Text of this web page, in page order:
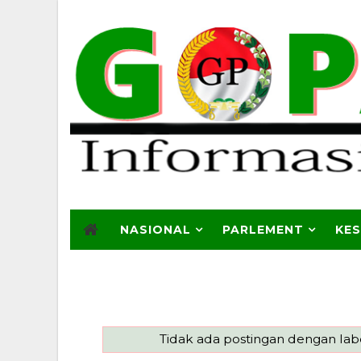
NASIONAL PARLEMENT
Tidak ada postingan dengan